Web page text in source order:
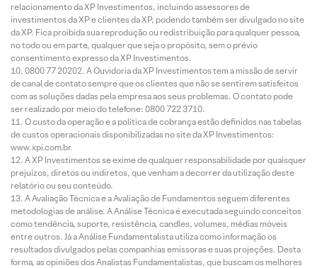
relacionamento da XP Investimentos, incluindo assessores de
investimentos da XP e clientes da XP, podendo também ser divulgado no site
da XP. Fica proibida sua reprodução ou redistribuição para qualquer pessoa,
no todo ou em parte, qualquer que seja o propósito, sem o prévio
consentimento expresso da XP Investimentos.
0800 77 20202. A Ouvidoria da XP Investimentos tem a missão de servir
de canal de contato sempre que os clientes que não se sentirem satisfeitos
com as soluções dadas pela empresa aos seus problemas. O contato pode
ser realizado por meio do telefone: 0800 722 3710.
O custo da operação e a política de cobrança estão definidos nas tabelas
de custos operacionais disponibilizadas no site da XP Investimentos:
www.xpi.com.br.
A XP Investimentos se exime de qualquer responsabilidade por quaisquer
prejuízos, diretos ou indiretos, que venham a decorrer da utilização deste
relatório ou seu conteúdo.
A Avaliação Técnica e a Avaliação de Fundamentos seguem diferentes
metodologias de análise. A Análise Técnica é executada seguindo conceitos
como tendência, suporte, resistência, candles, volumes, médias móveis
entre outros. Já a Análise Fundamentalista utiliza como informação os
resultados divulgados pelas companhias emissoras e suas projeções. Desta
forma, as opiniões dos Analistas Fundamentalistas, que buscam os melhores